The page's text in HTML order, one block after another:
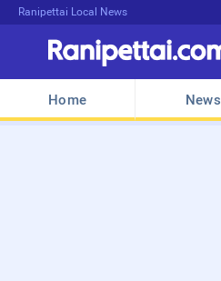
Ranipettai Local News
Home News